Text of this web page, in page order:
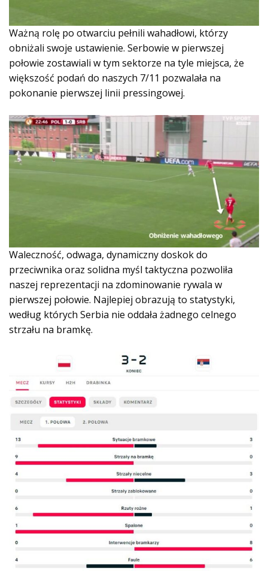
Ważną rolę po otwarciu pełnili wahadłowi, którzy
obniżali swoje ustawienie. Serbowie w pierwszej
połowie zostawiali w tym sektorze na tyle miejsca, że
większość podań do naszych 7/11 pozwalała na
pokonanie pierwszej linii pressingowej.
Waleczność, odwaga, dynamiczny doskok do
przeciwnika oraz solidna myśl taktyczna pozwoliła
naszej reprezentacji na zdominowanie rywala w
pierwszej połowie. Najlepiej obrazują to statystyki,
według których Serbia nie oddała żadnego celnego
strzału na bramkę.